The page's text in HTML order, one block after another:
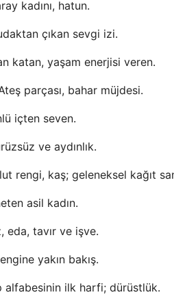
kadını, hatun.
çıkan sevgi izi.
katan, yaşam enerjisi veren.
parçası, bahar müjdesi.
içten seven.
ve aydınlık.
rengi, kaş; geleneksel kağıt
asil kadın.
eda, tavır ve işve.
yakın bakış.
alfabesinin ilk harfi; dürüstlük.